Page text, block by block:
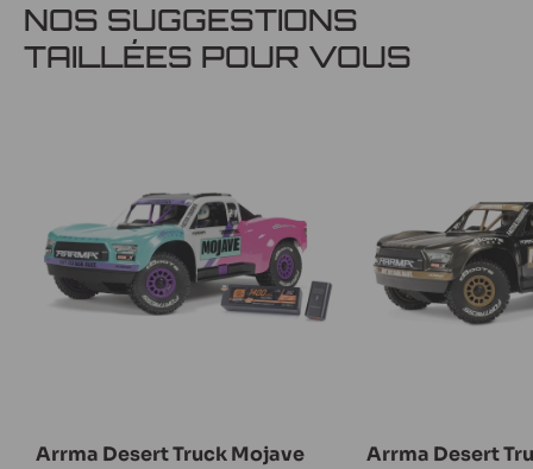
NOS SUGGESTIONS
TAILLÉES POUR VOUS
Arrma Desert Truck Mojave
Arrma Desert